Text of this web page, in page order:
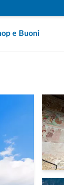
e Buoni